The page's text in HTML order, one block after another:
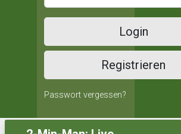
Login
Registrieren
Passwort vergessen?